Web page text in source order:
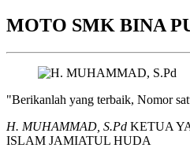
MOTO SMK BINA
"Berikanlah yang terbaik, Nomor
H. MUHAMMAD, S.Pd KETUA
ISLAM JAMIATUL HUDA